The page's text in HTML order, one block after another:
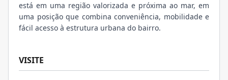
está em uma região valorizada e próxima ao mar, em
uma posição que combina conveniência, mobilidade e
fácil acesso à estrutura urbana do bairro.
VISITE